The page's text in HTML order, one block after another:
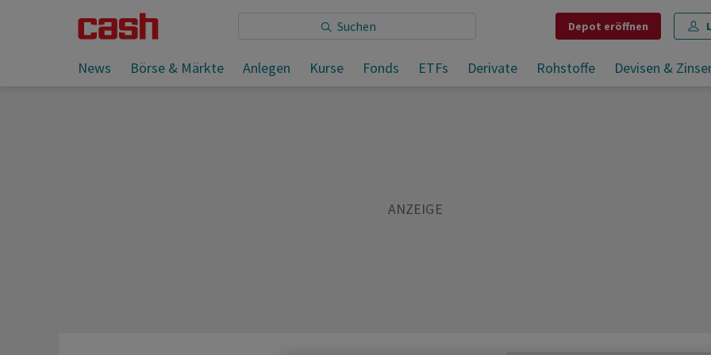
Depot eröffnen
News Börse & Märkte Anlegen Kurse Fonds ETFs Derivate Rohstoffe Devisen &
Sie lesen: Ökonomen sehen Russlands Wirtschaft am Limit
Teilen Merken Drucken Kommentare